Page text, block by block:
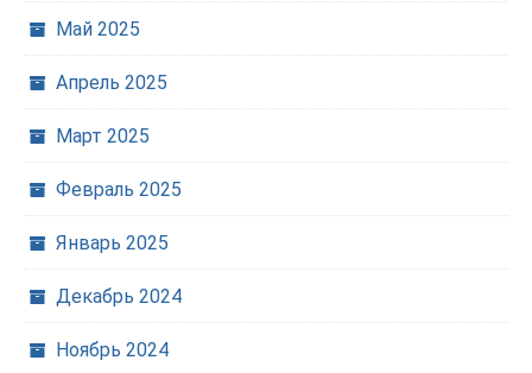
Май 2025
Апрель 2025
Март 2025
Февраль 2025
Январь 2025
Декабрь 2024
Ноябрь 2024